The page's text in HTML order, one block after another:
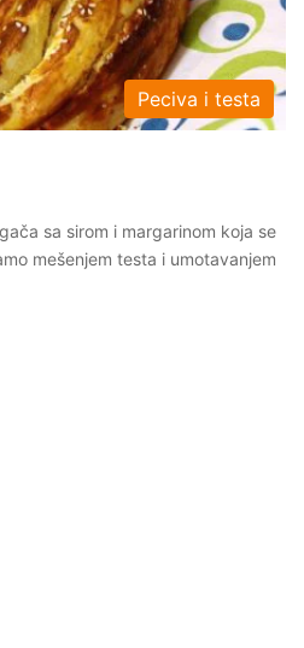
Peciva i testa
sa sirom i margarinom koja se
mešenjem testa i umotavanjem